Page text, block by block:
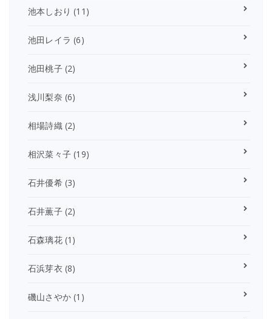
池本しおり (11)
池田レイラ (6)
池田桃子(2)
浅川梨奈 (6)
相場詩織(2)
相沢菜々子 (19)
石井優希(3)
石井薫子(2)
石森璃花(1)
石浜芽衣 (8)
磯山さやか (1)